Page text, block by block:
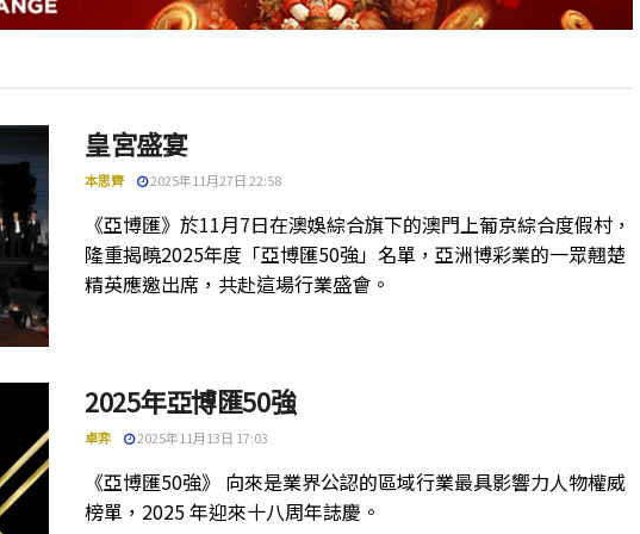
皇宮盛宴
本思齊 2025年11月27日 22:58
《亞博匯》於11月7日在澳娛綜合旗下的澳門上葡京綜合度假村，
隆重揭曉2025年度「亞博匯50強」名單，亞洲博彩業的一眾翹楚
精英應邀出席，共赴這場行業盛會。
2025年亞博匯50強
卓弈 2025年11月13日 17:03
《亞博匯50強》 向來是業界公認的區域行業最具影響力人物權威
榜單，2025 年迎來十八周年誌慶。